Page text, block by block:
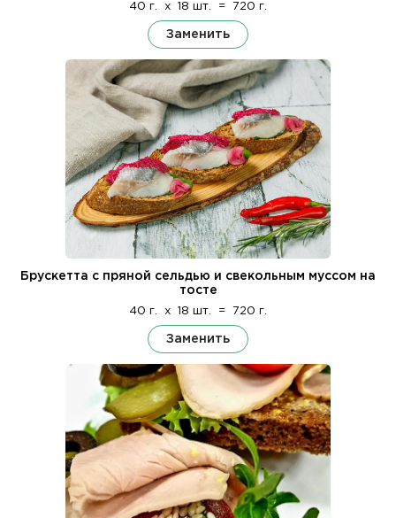
40 г. x 18 шт. = 720 г.
Заменить
Брускетта с пряной сельдью и свекольным муссом на
тосте
40 г. x 18 шт. = 720 г.
Заменить